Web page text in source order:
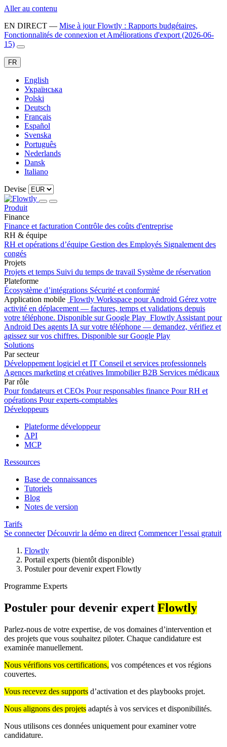
Aller au contenu
EN DIRECT — Mise à jour Flowtly : Rapports budgétaires,
Fonctionnalités de connexion et Améliorations d'export (2026-06-
15)
FR
English
Українська
Polski
Deutsch
Français
Español
Svenska
Português
Nederlands
Dansk
Italiano
Devise
Produit
Finance
Finance et facturation Contrôle des coûts d'entreprise
RH & équipe
RH et opérations d’équipe Gestion des Employés Signalement des
congés
Projets
Projets et temps Suivi du temps de travail Système de réservation
Plateforme
Écosystème d’intégrations Sécurité et conformité
Application mobile Flowtly Workspace pour Android Gérez votre
activité en déplacement — factures, temps et validations depuis
votre téléphone. Disponible sur Google Play Flowtly Assistant pour
Android Des agents IA sur votre téléphone — demandez, vérifiez et
agissez sur vos chiffres. Disponible sur Google Play
Solutions
Par secteur
Développement logiciel et IT Conseil et services professionnels
Agences marketing et créatives Immobilier B2B Services médicaux
Par rôle
Pour fondateurs et CEOs Pour responsables finance Pour RH et
opérations Pour experts-comptables
Développeurs
Plateforme développeur
API
MCP
Ressources
Base de connaissances
Tutoriels
Blog
Notes de version
Tarifs
Se connecter Découvrir la démo en direct Commencer l’essai gratuit
Flowtly
Portail experts (bientôt disponible)
Postuler pour devenir expert Flowtly
Programme Experts
Postuler pour devenir expert Flowtly
Parlez-nous de votre expertise, de vos domaines d’intervention et
des projets que vous souhaitez piloter. Chaque candidature est
examinée manuellement.
Nous vérifions vos certifications, vos compétences et vos régions
couvertes.
Vous recevez des supports d’activation et des playbooks projet.
Nous alignons des projets adaptés à vos services et disponibilités.
Nous utilisons ces données uniquement pour examiner votre
candidature.